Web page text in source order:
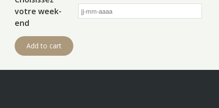
votre week-
end
Add to cart